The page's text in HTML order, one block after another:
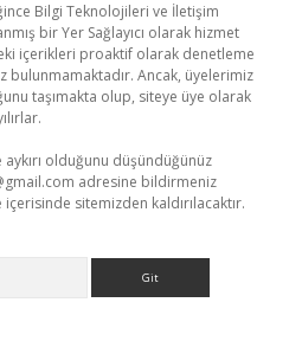
Bilgi Teknolojileri ve İletişim
bir Yer Sağlayıcı olarak hizmet
içerikleri proaktif olarak denetleme
bulunmamaktadır. Ancak, üyelerimiz
taşımakta olup, siteye üye olarak
olduğunu düşündüğünüz
adresine bildirmeniz
sitemizden kaldırılacaktır.